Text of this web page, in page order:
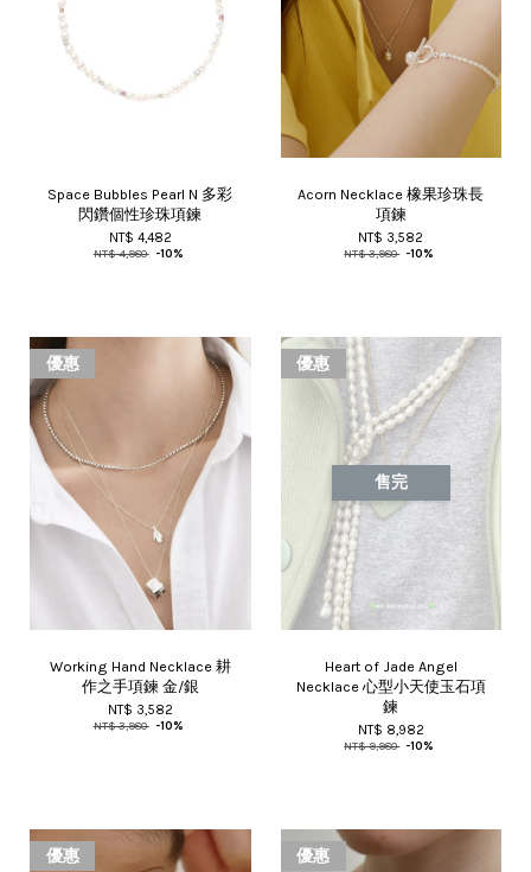
Space Bubbles Pearl N 多彩
閃鑽個性珍珠項鍊
NT$ 4,482
NT$ 4,980 -10%
Acorn Necklace 橡果珍珠長
項鍊
NT$ 3,582
NT$ 3,980 -10%
優惠
Working Hand Necklace 耕
作之手項鍊 金/銀
NT$ 3,582
NT$ 3,980 -10%
優惠
售完
Heart of Jade Angel
Necklace 心型小天使玉石項
鍊
NT$ 8,982
NT$ 9,980 -10%
優惠 優惠